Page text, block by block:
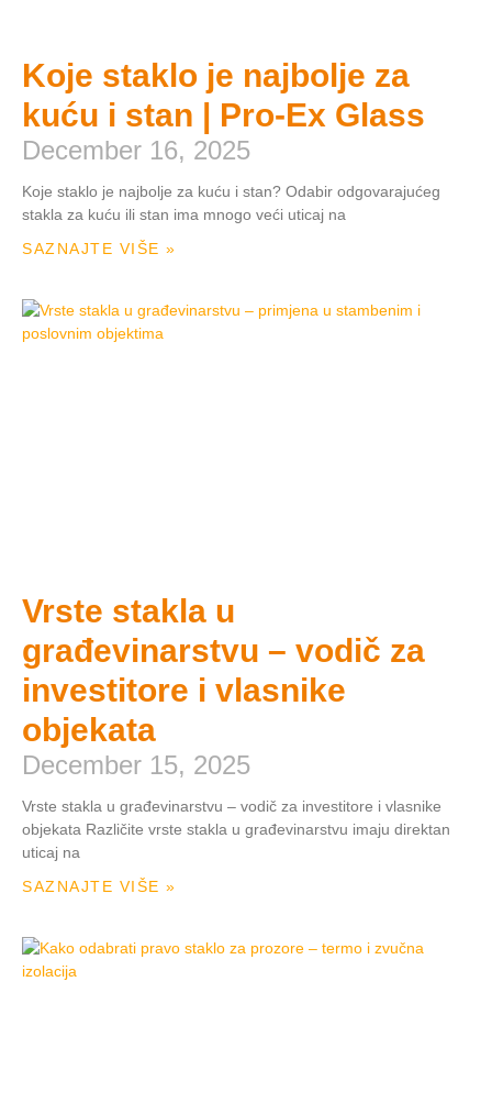
Koje staklo je najbolje za
kuću i stan | Pro-Ex Glass
December 16, 2025
Koje staklo je najbolje za kuću i stan? Odabir odgovarajućeg
stakla za kuću ili stan ima mnogo veći uticaj na
SAZNAJTE VIŠE »
Vrste stakla u
građevinarstvu – vodič za
investitore i vlasnike
objekata
December 15, 2025
Vrste stakla u građevinarstvu – vodič za investitore i vlasnike
objekata Različite vrste stakla u građevinarstvu imaju direktan
uticaj na
SAZNAJTE VIŠE »